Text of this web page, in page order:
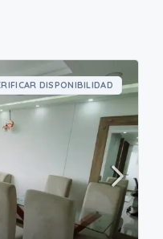
DISPONIBILIDAD